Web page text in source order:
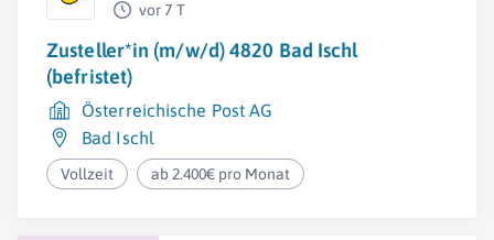
vor 7 T
Zusteller*in (m/w/d) 4820 Bad Ischl
(befristet)
Österreichische Post AG
Bad Ischl
Vollzeit ab 2.400€ pro Monat